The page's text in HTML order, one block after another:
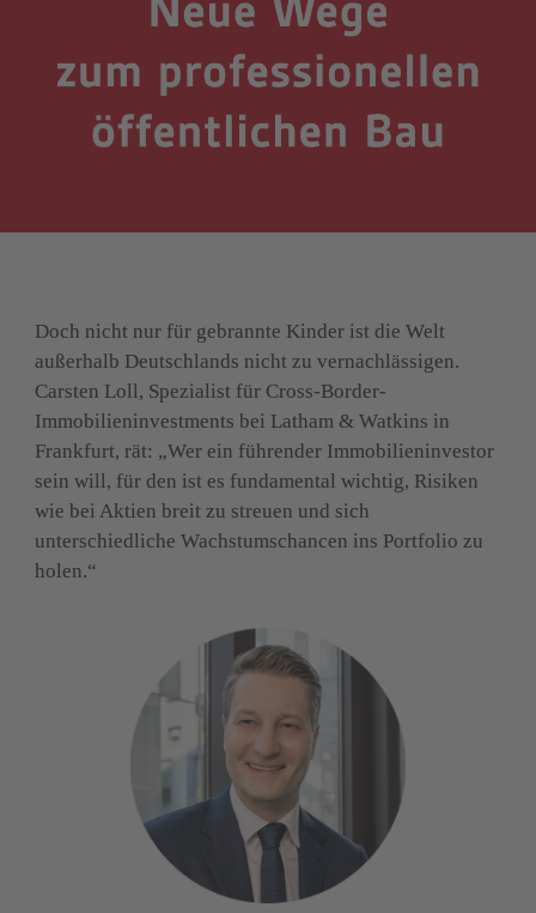
Doch nicht nur für gebrannte Kinder ist die Welt
außerhalb Deutschlands nicht zu vernachlässigen.
Carsten Loll, Spezialist für Cross-Border-
Immobilieninvestments bei Latham & Watkins in
Frankfurt, rät: „Wer ein führender Immobilieninvestor
sein will, für den ist es fundamental wichtig, Risiken
wie bei Aktien breit zu streuen und sich
unterschiedliche Wachstumschancen ins Portfolio zu
holen.“